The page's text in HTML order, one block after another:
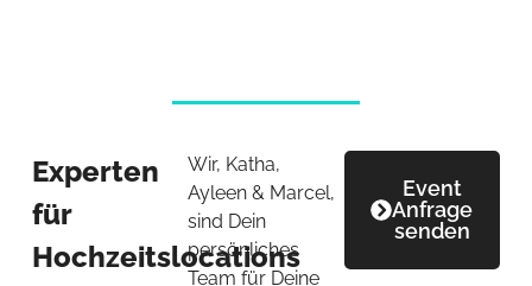
Experten
für
Hochzeitslocations
Wir, Katha,
Ayleen & Marcel,
sind Dein
persönliches
Team für Deine
Event
Anfrage
senden